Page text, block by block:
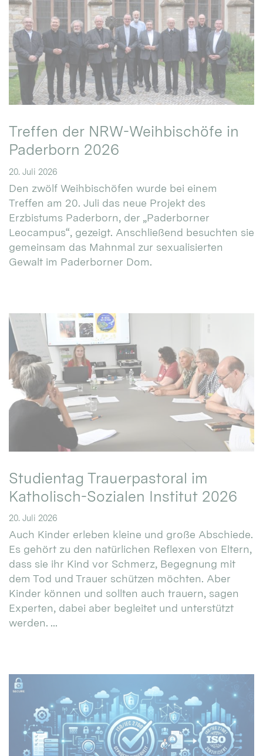
Treffen der NRW-Weihbischöfe in
Paderborn 2026
20. Juli 2026
Den zwölf Weihbischöfen wurde bei einem
Treffen am 20. Juli das neue Projekt des
Erzbistums Paderborn, der „Paderborner
Leocampus“, gezeigt. Anschließend besuchten sie
gemeinsam das Mahnmal zur sexualisierten
Gewalt im Paderborner Dom.
Studientag Trauerpastoral im
Katholisch-Sozialen Institut 2026
20. Juli 2026
Auch Kinder erleben kleine und große Abschiede.
Es gehört zu den natürlichen Reflexen von Eltern,
dass sie ihr Kind vor Schmerz, Begegnung mit
dem Tod und Trauer schützen möchten. Aber
Kinder können und sollten auch trauern, sagen
Experten, dabei aber begleitet und unterstützt
werden. ...